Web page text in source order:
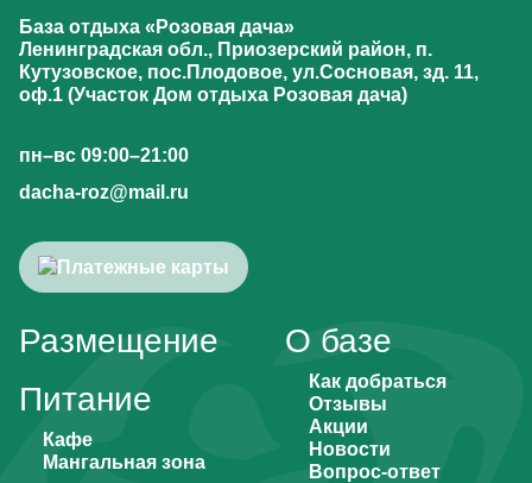
База отдыха «Розовая дача»
Ленинградская обл., Приозерский район, п.
Кутузовское, пос.Плодовое, ул.Сосновая, зд. 11,
оф.1 (Участок Дом отдыха Розовая дача)
пн–вс 09:00–21:00
dacha-roz@mail.ru
Размещение
Питание
Кафе
Мангальная зона
О базе
Как добраться
Отзывы
Акции
Новости
Вопрос-ответ